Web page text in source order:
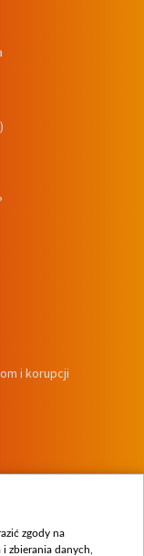
i korupcji
zgody na
zbierania danych,